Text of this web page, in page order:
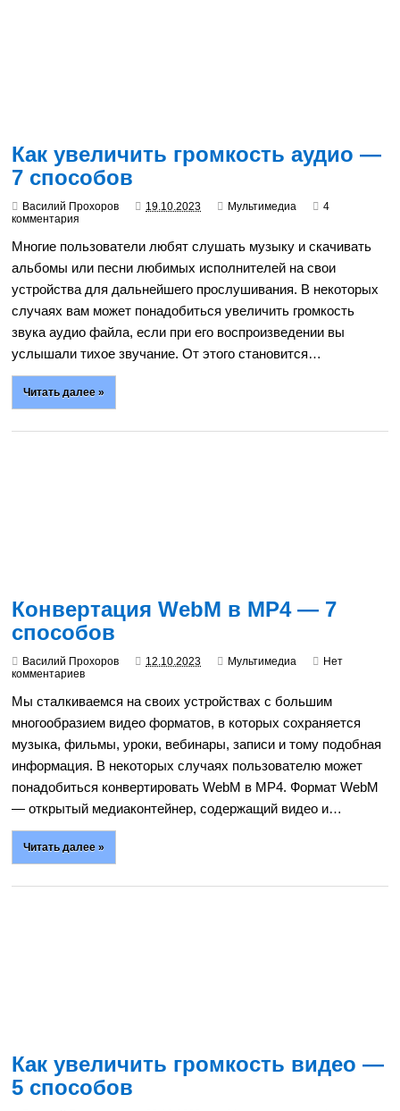
Как увеличить громкость аудио —
7 способов
Василий Прохоров 19.10.2023 Мультимедиа
4
комментария
Многие пользователи любят слушать музыку и скачивать
альбомы или песни любимых исполнителей на свои
устройства для дальнейшего прослушивания. В некоторых
случаях вам может понадобиться увеличить громкость
звука аудио файла, если при его воспроизведении вы
услышали тихое звучание. От этого становится…
Читать далее »
Конвертация WebM в MP4 — 7
способов
Василий Прохоров 12.10.2023 Мультимедиа
Нет
комментариев
Мы сталкиваемся на своих устройствах с большим
многообразием видео форматов, в которых сохраняется
музыка, фильмы, уроки, вебинары, записи и тому подобная
информация. В некоторых случаях пользователю может
понадобиться конвертировать WebM в MP4. Формат WebM
— открытый медиаконтейнер, содержащий видео и…
Читать далее »
Как увеличить громкость видео —
5 способов